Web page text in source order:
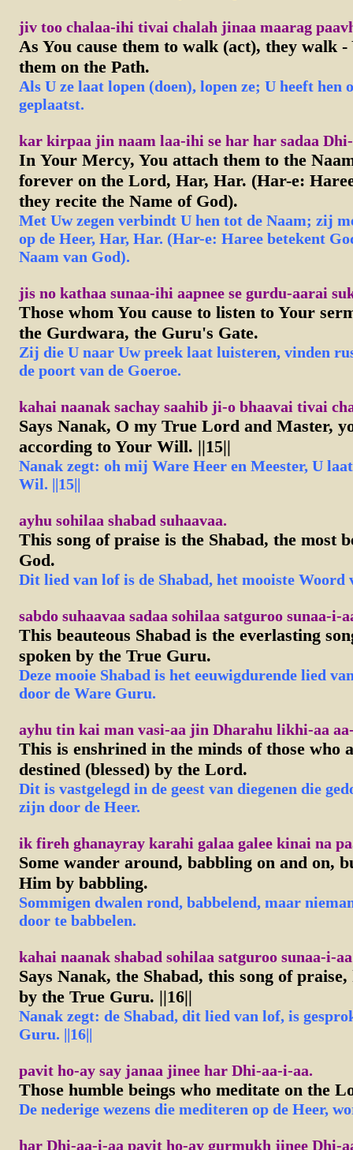
jiv too chalaa-ihi tivai chalah jinaa maarag
As You cause them to walk (act), they walk -
them on the Path.
Als U ze laat lopen (doen), lopen ze; U heeft hen
geplaatst.
kar kirpaa jin naam laa-ihi se har har sadaa
In Your Mercy, You attach them to the
forever on the Lord, Har, Har. (Har-e:
they recite the Name of God).
Met Uw zegen verbindt U hen tot de Naam; zij
op de Heer, Har, Har. (Har-e: Haree betekent
Naam van God).
jis no kathaa sunaa-ihi aapnee se gurdu-aarai
Those whom You cause to listen to Your
the Gurdwara, the Guru's Gate.
Zij die U naar Uw preek laat luisteren, vinden
de poort van de Goeroe.
kahai naanak sachay saahib ji-o bhaavai tivai
Says Nanak, O my True Lord and Master,
according to Your Will. ||15||
Nanak zegt: oh mij Ware Heer en Meester, U
Wil. ||15||
ayhu sohilaa shabad suhaavaa.
This song of praise is the Shabad, the most
God.
Dit lied van lof is de Shabad, het mooiste Woord
sabdo suhaavaa sadaa sohilaa satguroo sunaa-i-
This beauteous Shabad is the everlasting
spoken by the True Guru.
Deze mooie Shabad is het eeuwigdurende lied
door de Ware Guru.
ayhu tin kai man vasi-aa jin Dharahu likhi-aa
This is enshrined in the minds of those who
destined (blessed) by the Lord.
Dit is vastgelegd in de geest van diegenen die
zijn door de Heer.
ik fireh ghanayray karahi galaa galee kinai na
Some wander around, babbling on and on,
Him by babbling.
Sommigen dwalen rond, babbelend, maar
door te babbelen.
kahai naanak shabad sohilaa satguroo sunaa-i-
Says Nanak, the Shabad, this song of praise,
by the True Guru. ||16||
Nanakzegt: de Shabad, dit lied van lof, is
Guru. ||16||
pavit ho-ay say janaa jinee har Dhi-aa-i-aa.
Those humble beings who meditate on the
Denederige wezens die mediteren op de Heer,
har Dhi-aa-i-aa pavit ho-ay gurmukh jinee Dhi-